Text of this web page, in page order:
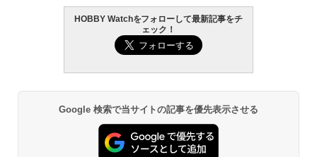
TAMASHII NATIONS S.H.フィギュアー
ツ（真骨彫製法） 仮面ライダーBLACK
可動フィギュア
TAMASHII NATIONS S.H.フィギュアー
HG 機動戦士ガンダム00 グラハム専用ユ
ニオンフラッグカスタム 1/144スケール
BANDAI SPIRITS(バンダイスピリッツ)
30MS SIS-H00 セスティエ[カラーC] 色
東京マルイ (TOKYO MARUI) ガスブロー
バックマシンガン No.14 20式 5.56mm
東京マルイ(TOKYO MARUI) No.21 H&K
USP HG 18歳以上エアーHOPハンドガン
タミヤ クラフトツールシリーズ No.123
先細薄刃ニッパー (ゲートカット用) プラ
LOCTITE(ロックタイト) シールはがし
プレミアム 220ml
HOBBY Watchをフォローして最新記事をチ
ェック！
Google 検索で当サイトの記事を優先表示させる